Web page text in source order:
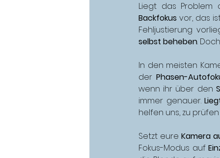
Liegt das Problem
Backfokus vor, das
Fehljustierung
selbst beheben.
In den meisten
der Phasen-
wenn ihr über den
immer genauer.
helfen uns, zu
Setzt eure Kamera
Fokus-Modus auf